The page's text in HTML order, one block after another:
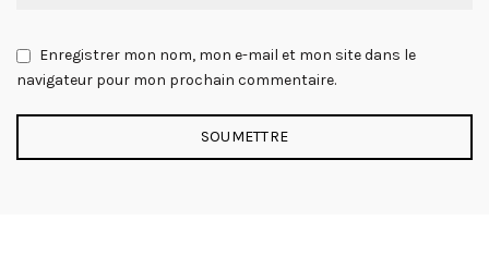
Enregistrer mon nom, mon e-mail et mon site dans le
navigateur pour mon prochain commentaire.